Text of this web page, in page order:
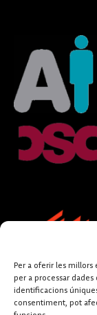
Per a oferir les
per a processar
identificacions
consentiment, pot